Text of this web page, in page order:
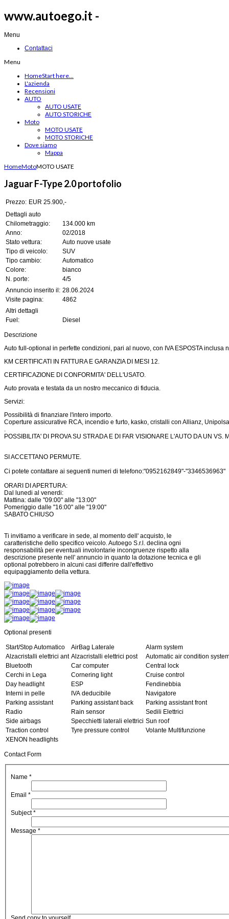
www.autoego.it -
Menu
Contattaci
Menu
HomeStart here...
L'azienda
Recensioni
AUTO
AUTO USATE
AUTO STORICHE
Moto
MOTO USATE
MOTO STORICHE
Dove siamo
Mappa
HomeMotoMOTO USATE
Jaguar F-Type 2.0 portofolio
Prezzo: EUR 25.900,-
Dettagli auto
Chilometraggio:
134.000 km
Anno:
02/2018
Stato vettura:
Auto nuove usate
Tipo di veicolo:
SUV
Tipo cambio:
Automatico
Colore:
bianco
N. porte:
4/5
Annuncio inserito il: 28.06.2024
Visite pagina:
4862
Altri dettagli
Fuel:
Diesel
Descrizione
Auto full-optional in perfette condizioni, pari al nuovo, con IVA ESPOSTA inclusa
KM CERTIFICATI IN FATTURA E GARANZIA DI MESI 12.
CERTIFICAZIONE DI CONFORMITA' DELL'USATO.
Auto provata e testata da un nostro meccanico di fiducia.
Servizi:
Possibilità di finanziare l'intero importo.
Coperture assicurative RCA, incendio e furto, kasko, cristalli con Allianz,
.
POSSIBILITA' DI PROVA SU STRADA E DI FAR VISIONARE L'AUTO DA UN VS.
SI ACCETTANO PERMUTE.
Ci potete contattare ai seguenti numeri di telefono:"0952162849"-"3346536963"
ORARI DI APERTURA:
Dal lunedi al venerdi:
Mattina: dalle "09:00" alle "13:00"
Pomeriggio dalle "16:00" alle "19:00"
SABATO CHIUSO
Ti invitiamo a verificare in sede, al momento dell' acquisto, le
caratteristiche dello specifico veicolo. Autoego S.r.l. declina ogni
responsabilità per eventuali involontarie incongruenze rispetto alla
descrizione presente nell' annuncio in quanto la dotazione tecnica e gli
optional potrebbero in alcuni casi differire dall'effettivo
equipaggiamento della vettura.
Optional presenti
Start/Stop Automatico AirBag Laterale
Alarm system
Alzacristalli elettrici ant Alzacristalli elettrici post
Automatic air condition
Bluetooth
Car computer
Central lock
Cerchi in Lega
Cornering light
Cruise control
Day headlight
ESP
Fendinebbia
Interni in pelle
IVA deducibile
Navigatore
Parking assistant
Parking assistant back
Parking assistant front
Radio
Rain sensor
Sedili Elettrici
Side airbags
Specchietti laterali elettrici Sun roof
Traction control
Tyre pressure control
Volante Multifunzione
XENON headlights
Contact Form
Name *
Email *
Subject*
Message *